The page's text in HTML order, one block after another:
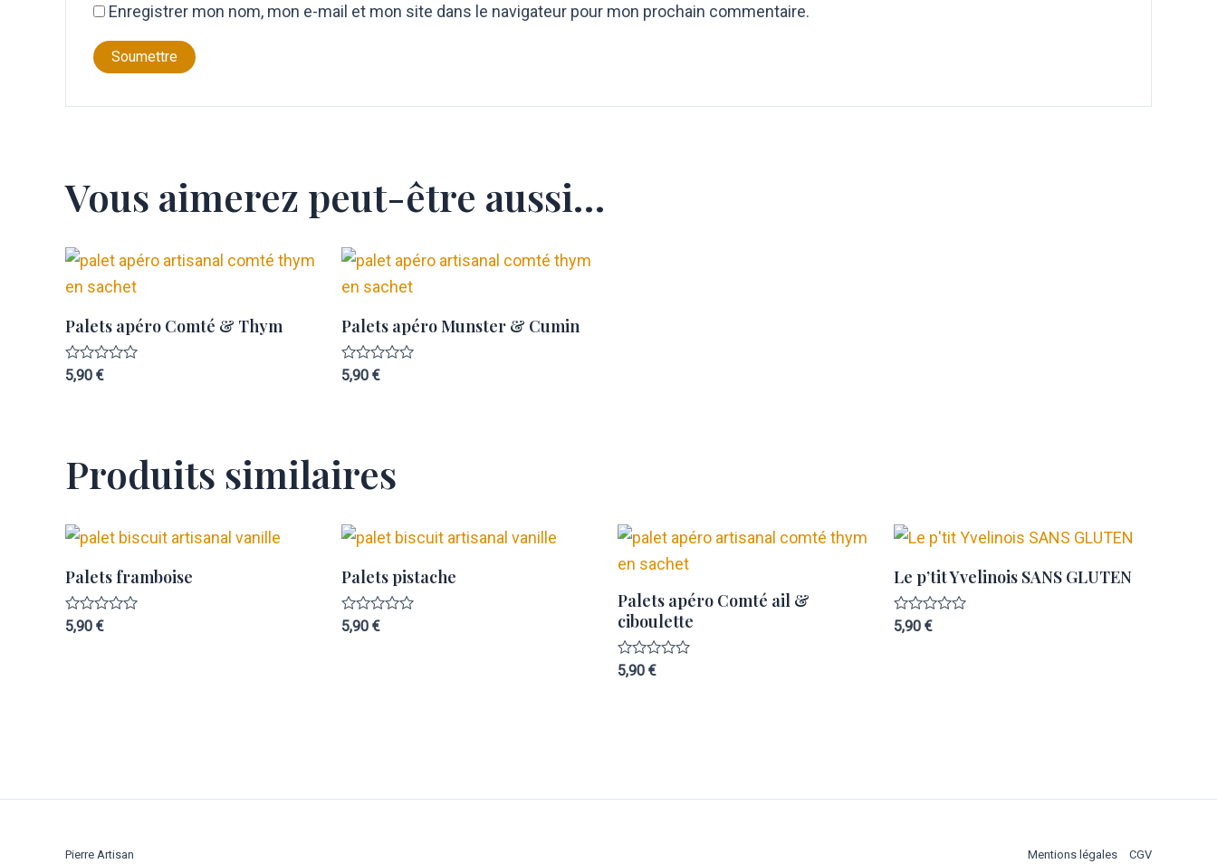
Enregistrer mon nom, mon e-mail et mon site dans le navigateur pour mon prochain commentaire.
Vous aimerez peut-être aussi…
Palets apéro Comté & Thym
Note
5,90 €
Palets apéro Munster & Cumin
Note
5,90 €
Produits similaires
Palets framboise
Note
5,90 €
Palets pistache
Note
5,90 €
Palets apéro Comté ail &
ciboulette
Note
5,90 €
Le p’tit Yvelinois SANS GLUTEN
Note
5,90 €
Pierre Artisan Mentions légales CGV